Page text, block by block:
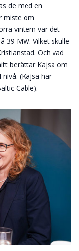
de med en
miste om
vintern var det
39 MW. Vilket skulle
Och vad
berättar Kajsa om
(Kajsa har
Cable).